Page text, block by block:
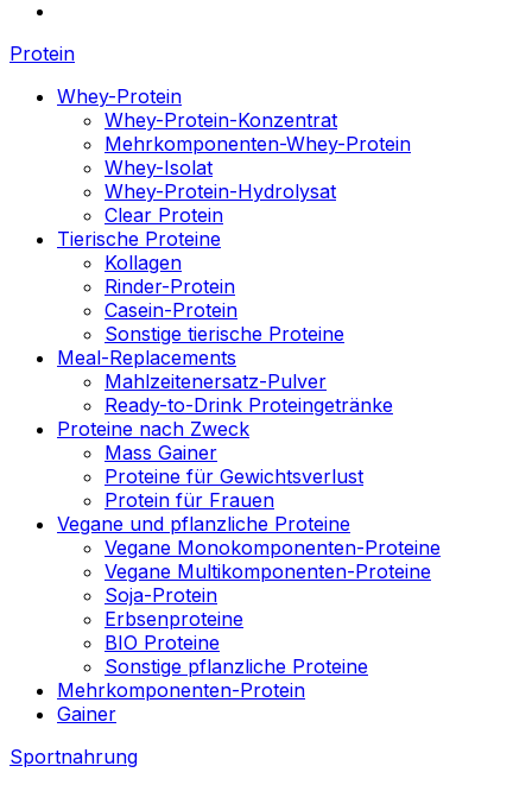
Protein
Whey-Protein
Whey-Protein-Konzentrat
Mehrkomponenten-Whey-Protein
Whey-Isolat
Whey-Protein-Hydrolysat
Clear Protein
Tierische Proteine
Kollagen
Rinder-Protein
Casein-Protein
Sonstige tierische Proteine
Meal-Replacements
Mahlzeitenersatz-Pulver
Ready-to-Drink Proteingetränke
Proteine nach Zweck
Mass Gainer
Proteine für Gewichtsverlust
Protein für Frauen
Vegane und pflanzliche Proteine
Vegane Monokomponenten-Proteine
Vegane Multikomponenten-Proteine
Soja-Protein
Erbsenproteine
BIO Proteine
Sonstige pflanzliche Proteine
Mehrkomponenten-Protein
Gainer
Sportnahrung